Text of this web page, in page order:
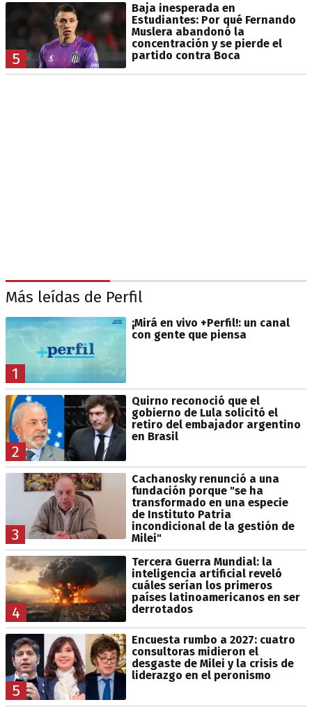
5
Baja inesperada en
Estudiantes: Por qué Fernando
Muslera abandonó la
concentración y se pierde el
partido contra Boca
Más leídas de Perfil
1
¡Mirá en vivo +Perfil!: un canal
con gente que piensa
2
Quirno reconoció que el
gobierno de Lula solicitó el
retiro del embajador argentino
en Brasil
3
Cachanosky renunció a una
fundación porque "se ha
transformado en una especie
de Instituto Patria
incondicional de la gestión de
Milei"
4
Tercera Guerra Mundial: la
inteligencia artificial reveló
cuáles serían los primeros
países latinoamericanos en ser
derrotados
5
Encuesta rumbo a 2027: cuatro
consultoras midieron el
desgaste de Milei y la crisis de
liderazgo en el peronismo